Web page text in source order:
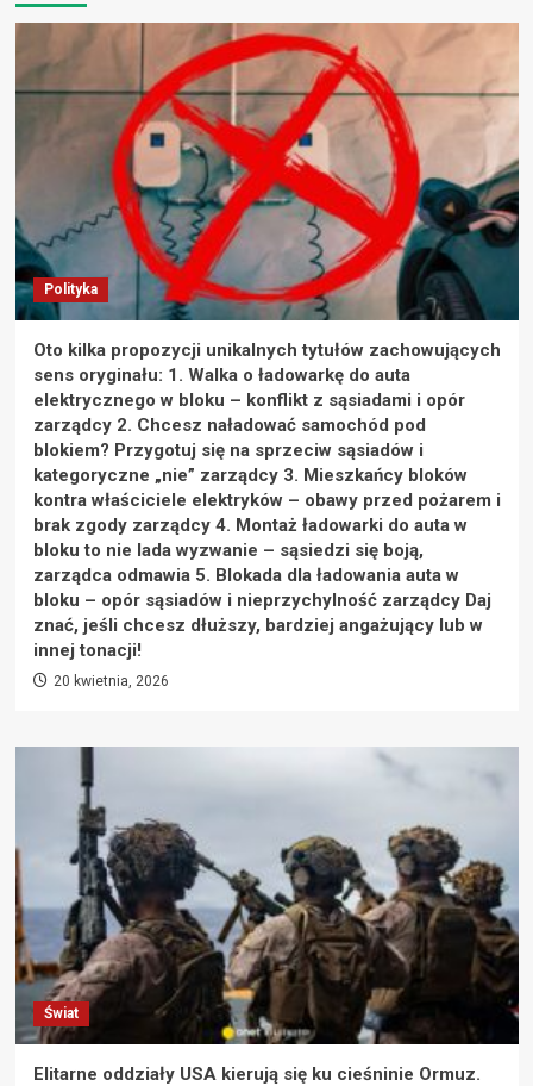
Polityka
Oto kilka propozycji unikalnych tytułów zachowujących
sens oryginału: 1. Walka o ładowarkę do auta
elektrycznego w bloku – konflikt z sąsiadami i opór
zarządcy 2. Chcesz naładować samochód pod
blokiem? Przygotuj się na sprzeciw sąsiadów i
kategoryczne „nie” zarządcy 3. Mieszkańcy bloków
kontra właściciele elektryków – obawy przed pożarem i
brak zgody zarządcy 4. Montaż ładowarki do auta w
bloku to nie lada wyzwanie – sąsiedzi się boją,
zarządca odmawia 5. Blokada dla ładowania auta w
bloku – opór sąsiadów i nieprzychylność zarządcy Daj
znać, jeśli chcesz dłuższy, bardziej angażujący lub w
innej tonacji!
20 kwietnia, 2026
Świat
Elitarne oddziały USA kierują się ku cieśninie Ormuz.